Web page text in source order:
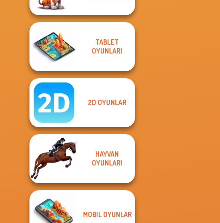
TABLET
OYUNLARI
2D OYUNLAR
HAYVAN
OYUNLARI
MOBIL OYUNLAR